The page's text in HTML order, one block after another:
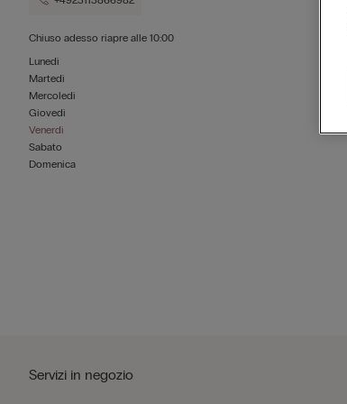
Chiuso adesso riapre alle 10:00
Lunedì
Martedì
Mercoledì
Giovedì
Venerdì
Sabato
Domenica
Servizi in negozio